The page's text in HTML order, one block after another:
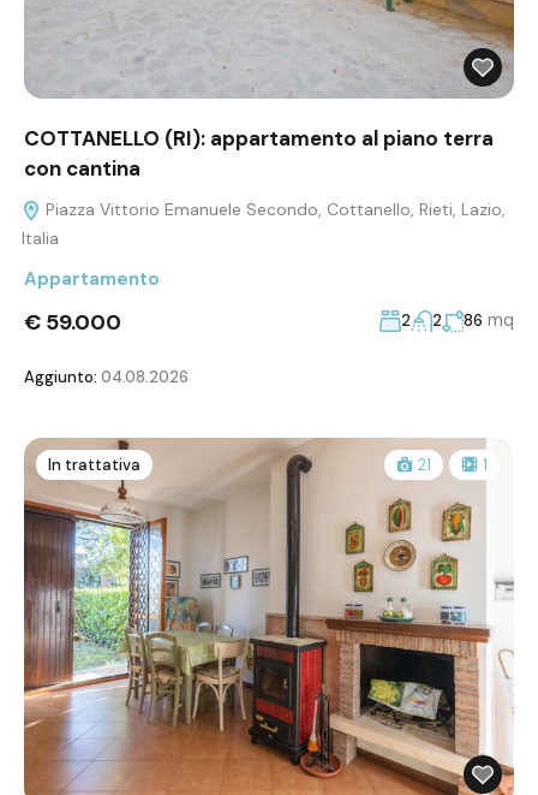
COTTANELLO (RI): appartamento al piano terra
con cantina
Piazza Vittorio Emanuele Secondo, Cottanello, Rieti, Lazio,
Italia
Appartamento
€ 59.000 2 2 86 mq
Aggiunto: 04.08.2026
In trattativa 21 1